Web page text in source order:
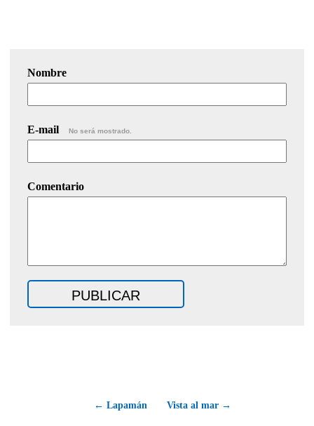
Nombre
E-mail No será mostrado.
Comentario
← Lapamán Vista al mar →